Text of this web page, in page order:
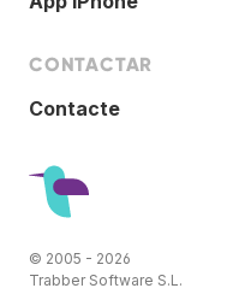
CONTACTAR
Contacte
© 2005 - 2026
Trabber Software S.L.